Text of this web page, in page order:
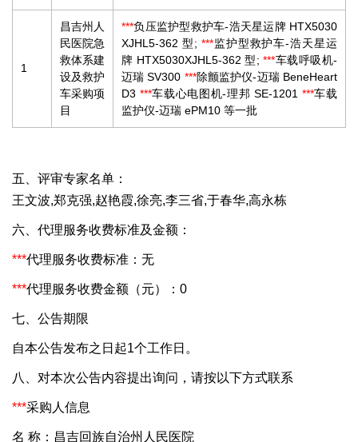
1
昌吉州人
民医院急
救体系建
设及救护
车采购项
目
***负压监护型救护车-浩天星运牌 HTX5030
XJHL5-362 型; ***监护型救护车-浩天星运
牌 HTX5030XJHL5-362 型;***车载呼吸机-
迈瑞 SV300 ***除颤监护仪-迈瑞 BeneHeart
D3 ***车载心电图机-理邦 SE-1201 ***车载
监护仪-迈瑞 ePM10 等一批
五、评审专家名单：
王文波,郑克强,赵艳霞,徐亮,李三省,于春华,高永栋
六、代理服务收费标准及金额：
***代理服务收费标准：无
***代理服务收费金额（元）：0
七、公告期限
自本公告发布之日起1个工作日。
八、对本次公告内容提出询问，请按以下方式联系
***采购人信息
名 称：昌吉回族自治州人民医院